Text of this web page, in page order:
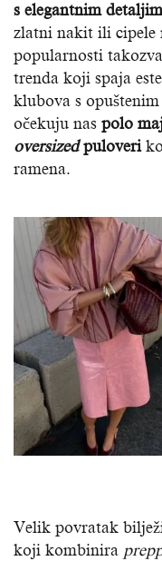
s elegantnim
zlatni nakit ili cipele
popularnosti
trenda koji spaja
klubova s
očekuju nas polo
oversizedpuloveri
ramena.
Velik povratak
koji kombinira